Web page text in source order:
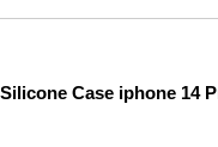
Case iphone 14
is: